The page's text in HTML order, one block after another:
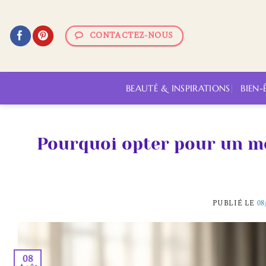
contenu
CONTACTEZ-NOUS
BEAUTÉ & INSPIRATIONS BIEN-
Pourquoi opter pour un
PUBLIÉ LE
08